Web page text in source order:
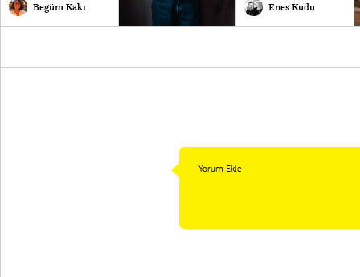
Begüm Kakı Enes Kudu